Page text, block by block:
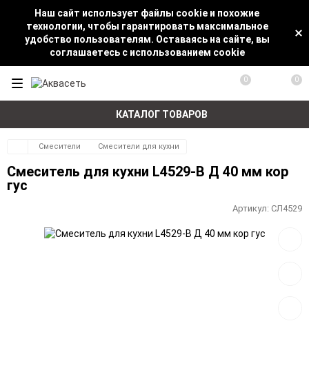
Наш сайт использует файлы cookie и похожие
технологии, чтобы гарантировать максимальное
удобство пользователям. Оставаясь на сайте, вы
соглашаетесь с использованием cookie
КАТАЛОГ ТОВАРОВ
0 0
Смесители Смесители для кухни
Смеситель для кухни L4529-В Д 40 мм кор
гус
Артикул: СЛ4529